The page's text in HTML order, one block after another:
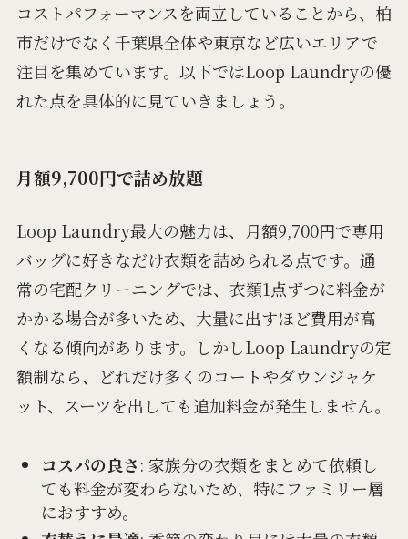
コストパフォーマンスを両立していることから、柏
市だけでなく千葉県全体や東京など広いエリアで
注目を集めています。以下ではLoop Laundryの優
れた点を具体的に見ていきましょう。
月額9,700円で詰め放題
Loop Laundry最大の魅力は、月額9,700円で専用
バッグに好きなだけ衣類を詰められる点です。通
常の宅配クリーニングでは、衣類1点ずつに料金が
かかる場合が多いため、大量に出すほど費用が高
くなる傾向があります。しかしLoop Laundryの定
額制なら、どれだけ多くのコートやダウンジャケ
ット、スーツを出しても追加料金が発生しません。
コスパの良さ: 家族分の衣類をまとめて依頼し
ても料金が変わらないため、特にファミリー層
におすすめ。